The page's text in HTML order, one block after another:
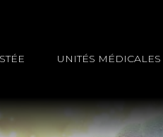
UNITÉS MÉDICALES